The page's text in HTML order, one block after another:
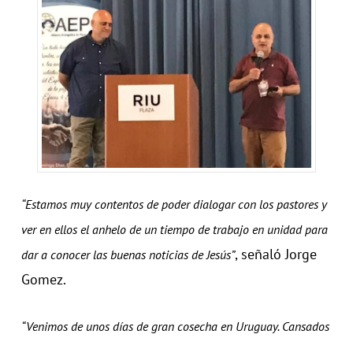
“Estamos muy contentos de poder dialogar con los pastores y
ver en ellos el anhelo de un tiempo de trabajo en unidad para
dar a conocer las buenas noticias de Jesús”, señaló Jorge
Gomez.
“Venimos de unos días de gran cosecha en Uruguay. Cansados